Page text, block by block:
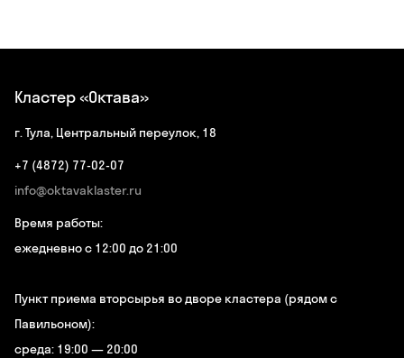
Кластер «Октава»
г. Тула, Центральный переулок, 18
+7 (4872) 77-02-07
info@oktavaklaster.ru
Время работы:
ежедневно с 12:00 до 21:00
Пункт приема вторсырья во дворе кластера (рядом с
Павильоном):
среда: 19:00 — 20:00